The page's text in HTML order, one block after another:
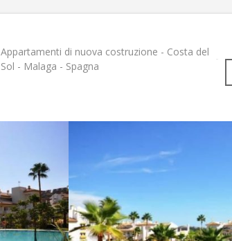
Appartamenti di nuova costruzione - Costa del
Sol - Malaga - Spagna